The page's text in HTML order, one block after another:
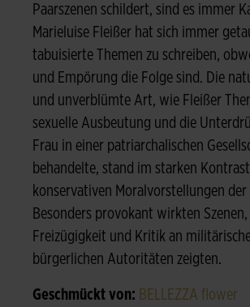
Paarszenen schildert, sind es immer
Marieluise Fleißer hat sich immer
tabuisierte Themen zu schreiben,
und Empörung die Folge sind. Die
und unverblümte Art, wie Fleißer
sexuelle Ausbeutung und die
Frau in einer patriarchalischen
behandelte, stand im starken
konservativen Moralvorstellungen der
Besonders provokant wirkten
Freizügigkeit und Kritik an
bürgerlichen Autoritäten zeigten.
Geschmückt von: BELLEZZA flower